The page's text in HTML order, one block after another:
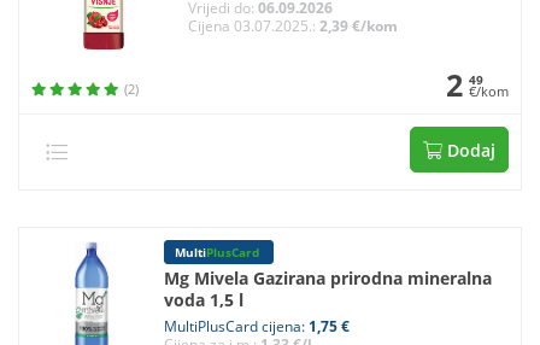
Vrijedi do: 06.09.2026
Cijena 03.07.2025.: 2,39 €/kom
(2) 2 49
€/kom
Dodaj
MultiPlusCard
Mg Mivela Gazirana prirodna mineralna
voda 1,5 l
MultiPlusCard cijena: 1,75 €